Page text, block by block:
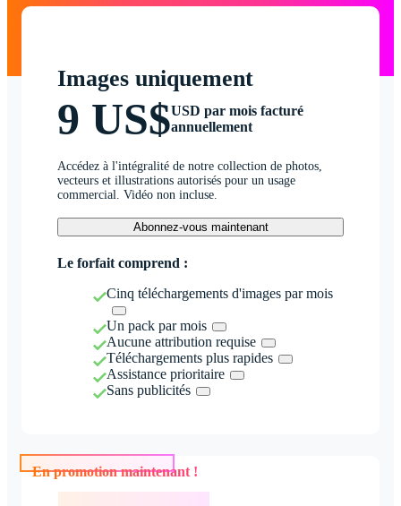
Images uniquement
9 US$USD par mois facturé
annuellement
Accédez à l'intégralité de notre collection de photos,
vecteurs et illustrations autorisés pour un usage
commercial. Vidéo non incluse.
Abonnez-vous maintenant
Le forfait comprend :
Cinq téléchargements d'images par mois
Un pack par mois
Aucune attribution requise
Téléchargements plus rapides
Assistance prioritaire
Sans publicités
En promotion maintenant !